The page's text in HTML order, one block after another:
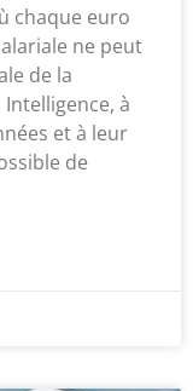
chaque euro
ne peut
de la
à
et à leur
de